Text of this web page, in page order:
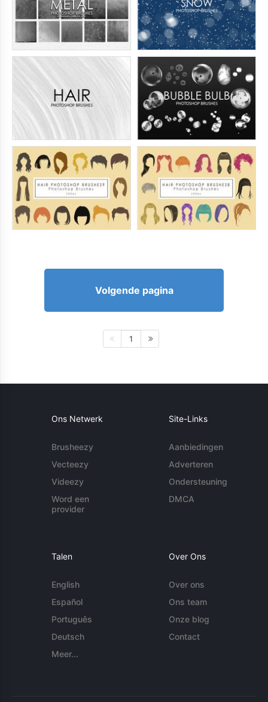
Volgende pagina
1
Ons Netwerk
Brusheezy
Vecteezy
Videezy
Word een
provider
Site-Links
Aanbiedingen
Adverteren
Ondersteuning
DMCA
Talen
English
Español
Português
Deutsch
Meer...
Over Ons
Over ons
Ons team
Onze blog
Contact